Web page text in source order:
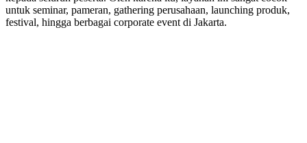
untuk seminar, pameran, gathering perusahaan, launching produk,
festival, hingga berbagai corporate event di Jakarta.